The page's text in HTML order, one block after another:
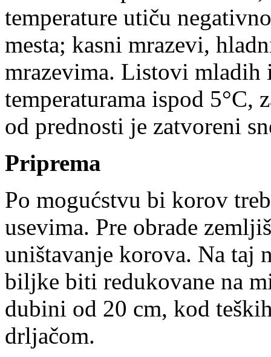
temperature utiču
mesta; kasni mrazevi,
mrazevima. Listovi mladih
temperaturama ispod 5°C,
od prednosti je zatvoreni
Priprema
Po mogućstvu bi korov
usevima. Pre obrade
uništavanje korova. Na taj
biljke biti redukovane na
dubini od 20 cm, kod
drljačom.